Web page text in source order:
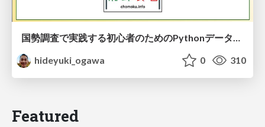
国勢調査で実践する初心者のためのPythonデータ分析ハンズオンセミナー資料
hideyuki_ogawa
0 310
Featured